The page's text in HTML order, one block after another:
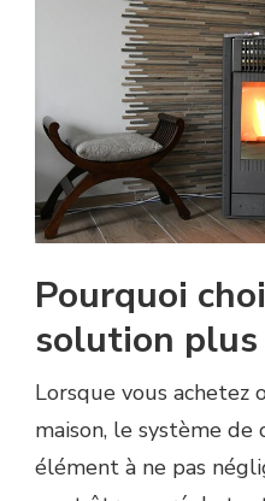
Pourquoi
solution plus
Lorsque vous achetez
maison, le système de
élément à ne pas